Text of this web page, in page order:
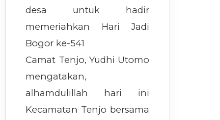
desa untuk hadir
memeriahkan Hari Jadi
Bogor ke-541
Camat Tenjo, Yudhi Utomo
mengatakan,
alhamdulillah hari ini
Kecamatan Tenjo bersama